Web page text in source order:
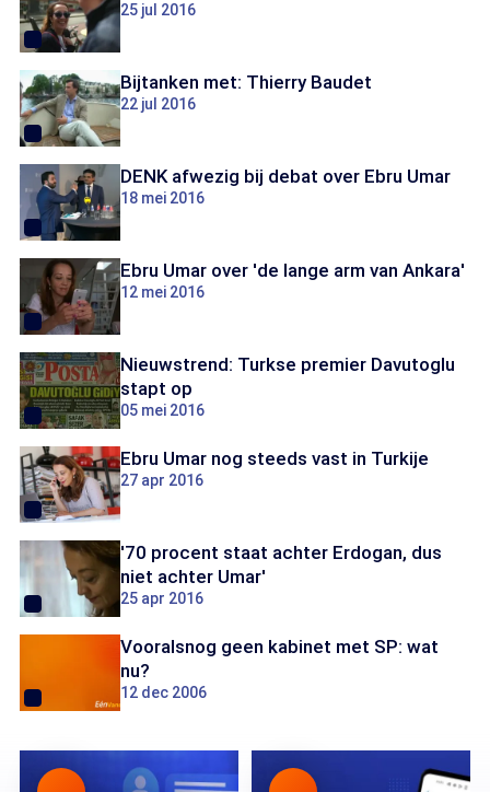
25 jul 2016
Bijtanken met: Thierry Baudet
22 jul 2016
DENK afwezig bij debat over Ebru Umar
18 mei 2016
Ebru Umar over 'de lange arm van Ankara'
12 mei 2016
Nieuwstrend: Turkse premier Davutoglu
stapt op
05 mei 2016
Ebru Umar nog steeds vast in Turkije
27 apr 2016
'70 procent staat achter Erdogan, dus
niet achter Umar'
25 apr 2016
Vooralsnog geen kabinet met SP: wat
nu?
12 dec 2006